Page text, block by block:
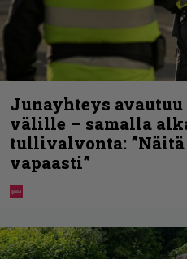
Junayhteys avautuu
välille – samalla
tullivalvonta: ”Näitä
vapaasti”